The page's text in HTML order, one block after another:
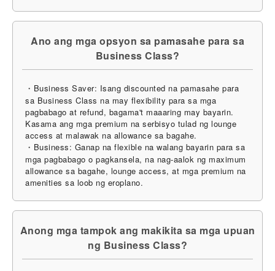
Ano ang mga opsyon sa pamasahe para sa
Business Class?
・Business Saver: Isang discounted na pamasahe para
sa Business Class na may flexibility para sa mga
pagbabago at refund, bagama't maaaring may bayarin.
Kasama ang mga premium na serbisyo tulad ng lounge
access at malawak na allowance sa bagahe.
・Business: Ganap na flexible na walang bayarin para sa
mga pagbabago o pagkansela, na nag-aalok ng maximum
allowance sa bagahe, lounge access, at mga premium na
amenities sa loob ng eroplano.
Anong mga tampok ang makikita sa mga upuan
ng Business Class?